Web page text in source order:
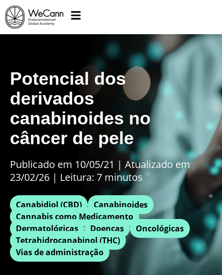
Potencial dos
derivados
canabinoides no
câncer de pele
Publicado em 10/05/21 | Atualizado em
23/02/26 | Leitura: 7 minutos
Canabidiol (CBD)
Canabinoides
Cannabis como Medicamento
Dermatológicas
Doenças
Oncológicas
Tetrahidrocanabinol (THC)
Vias de administração